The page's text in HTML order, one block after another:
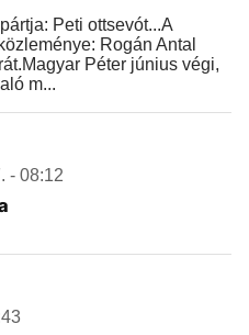
Peti ottsevót...A
Rogán Antal
Péter június végi,
m...
- 08:12